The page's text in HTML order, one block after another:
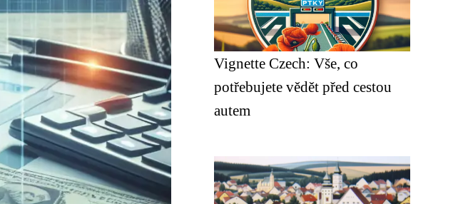
Vignette Czech: Vše, co
potřebujete vědět před cestou
autem